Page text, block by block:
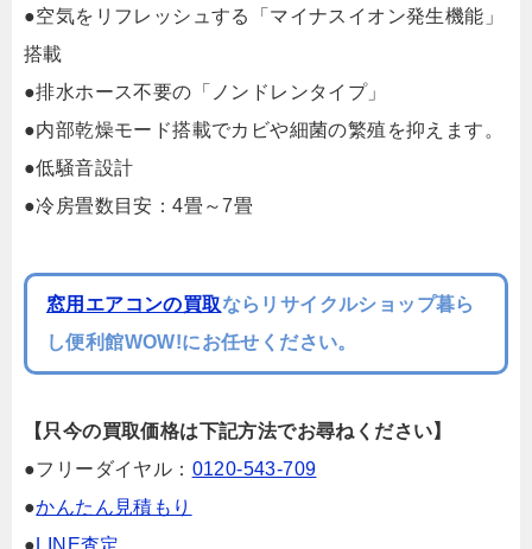
●空気をリフレッシュする「マイナスイオン発生機能」
搭載
●排水ホース不要の「ノンドレンタイプ」
●内部乾燥モード搭載でカビや細菌の繁殖を抑えます。
●低騒音設計
●冷房畳数目安：4畳～7畳
窓用エアコンの買取ならリサイクルショップ暮ら
し便利館WOW!にお任せください。
【只今の買取価格は下記方法でお尋ねください】
●フリーダイヤル： 0120-543-709
●かんたん見積もり
● LINE査定